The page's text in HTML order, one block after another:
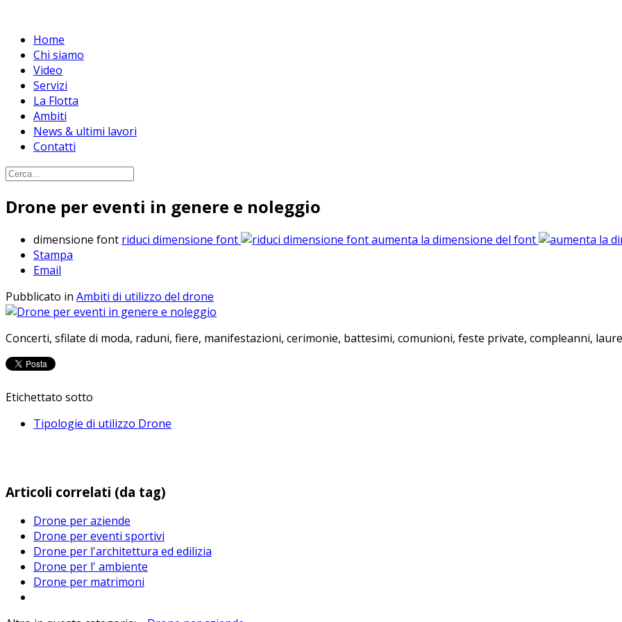
Home
Chi siamo
Video
Servizi
La Flotta
Ambiti
News & ultimi lavori
Contatti
Drone per eventi in genere e noleggio
dimensione font riduci dimensione font
aumenta la dimensione del font
Stampa
Email
Pubblicato in Ambiti di utilizzo del drone
Concerti, sfilate di moda, raduni, fiere, manifestazioni, cerimonie, battesimi, comunioni, feste private, compleanni,
Etichettato sotto
Tipologie di utilizzo Drone
Articoli correlati (da tag)
Drone per aziende
Drone per eventi sportivi
Drone per l'architettura ed edilizia
Drone per l' ambiente
Drone per matrimoni